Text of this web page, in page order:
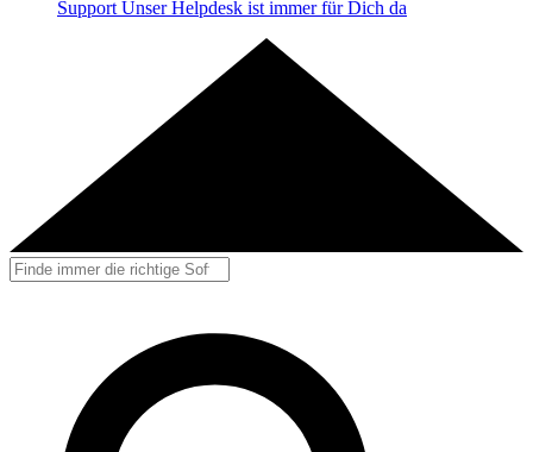
Support Unser Helpdesk ist immer für Dich da